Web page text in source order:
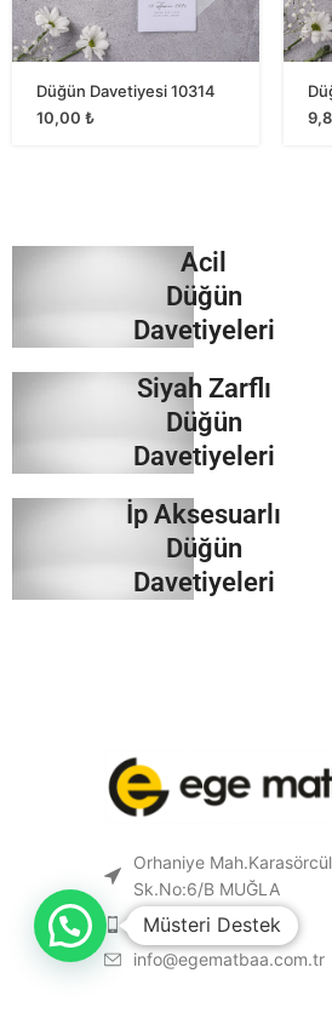
Düğün Davetiyesi 10314
10,00 ₺
Acil
Düğün
Davetiyeleri
İncele
Siyah Zarflı
Düğün
Davetiyeleri
İncele
İp Aksesuarlı
Düğün
Davetiyeleri
Orhaniye
Sk.No:6/B MUĞLA
0 541 212 36 32
info@egematbaa.com.tr
Müsteri Destek